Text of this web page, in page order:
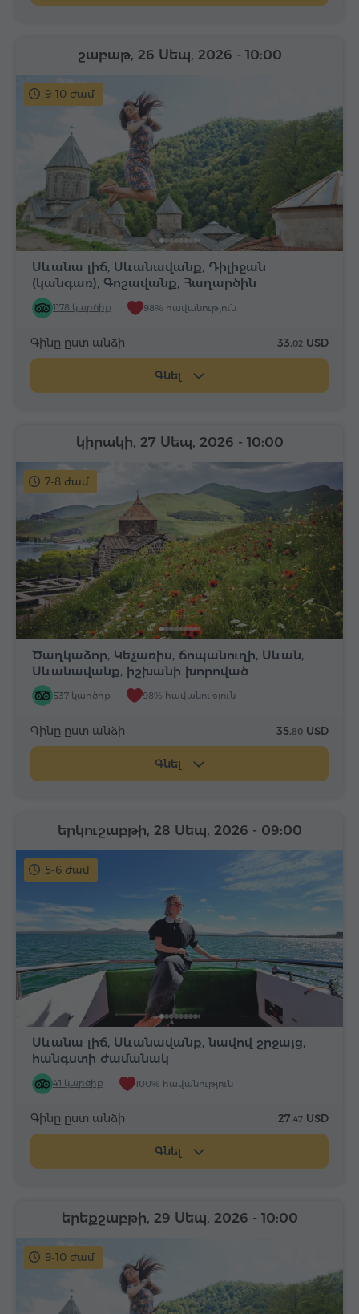
9-10 ժամ
Սևանա լիճ, Սևանավանք, Դիլիջան
(կանգառ), Գոշավանք, Հաղարծին
1178 կարծիք 98% հավանություն
շաբաթ, 26 Սեպ, 2026 - 10:00
Գինը ըստ անձի 33.02 USD
Գնել
7-8 ժամ
Ծաղկաձոր, Կեչառիս, ճոպանուղի, Սևան,
Սևանավանք, իշխանի խորոված
537 կարծիք 98% հավանություն
կիրակի, 27 Սեպ, 2026 - 10:00
Գինը ըստ անձի 35.80 USD
Գնել
5-6 ժամ
Սևանա լիճ, Սևանավանք, նավով շրջայց,
հանգստի ժամանակ
41 կարծիք 100% հավանություն
երկուշաբթի, 28 Սեպ, 2026 - 09:00
Գինը ըստ անձի 27.47 USD
Գնել
9-10 ժամ
երեքշաբթի, 29 Սեպ, 2026 - 10:00